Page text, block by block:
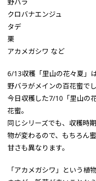
野バラ
クロバナエンジュ
タデ
栗
アカメガシワ など
6/13収穫「里山の花々夏」
野バラがメインの百花蜜でし
今日収穫した7/10「里山の
花蜜。
同じシリーズでも、収穫時
物が変わるので、もちろん
甘さも異なります。
「アカメガシワ」という植